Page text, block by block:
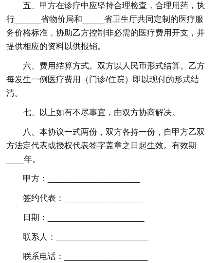
五、甲方在诊疗中应坚持合理检查，合理用药，执
行______省物价局和_____省卫生厅共同定制的医疗服
务价格标准，协助乙方控制非必需的医疗费用开支，并
提供相应的资料以供报销。
六、费用结算方式。双方以人民币形式结算。乙方
每发生一例医疗费用（门诊/住院）即以现付的形式结
清。
七、以上如有不尽事宜，由双方协商解决。
八、本协议一式两份，双方各持一份，自甲方乙双
方法定代表或授权代表签字盖章之日起生效。有效期
____年。
甲方：_____________________
签约代表：__________________
日期：______________________
联系人：_____________________
联系电话：___________________